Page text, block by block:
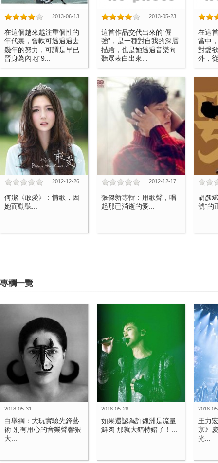
2013-06-13
在這個越來越注重個性的
年代裏，曾軼可透過過去
幾年的努力，可謂是早已
晉身為內地“9...
2013-05-23
這首作品交代出來的“倔
強”，是一種對自我的深層
描繪，也是她透過音樂向
聽眾表白出來...
在這
當中
對愛
外，
2012-12-26
何潔《敢愛》：情歌，因
她而動聽...
2012-12-17
張傑新專輯：用歌聲，唱
起那已消逝的愛...
胡彥
號”的
專欄一覽
2018-05-31
白舉綱：大玩實驗先鋒藝
術 別有用心的音樂聲響狠
大...
2018-05-28
如果還認為許魏洲是流量
鮮肉 那就大錯特錯了！...
2018-
王力
京》
光...